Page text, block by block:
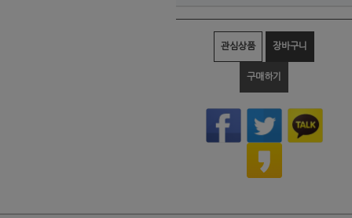
관심상품 장바구니
구매하기